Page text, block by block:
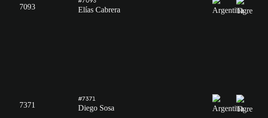
7093 Elías Cabrera
7371
#7371
Diego Sosa